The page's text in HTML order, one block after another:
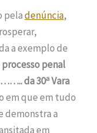
peladenúncia,
a exemplo de
processo penal
da 30aVara
em que em tudo
demonstra a
em